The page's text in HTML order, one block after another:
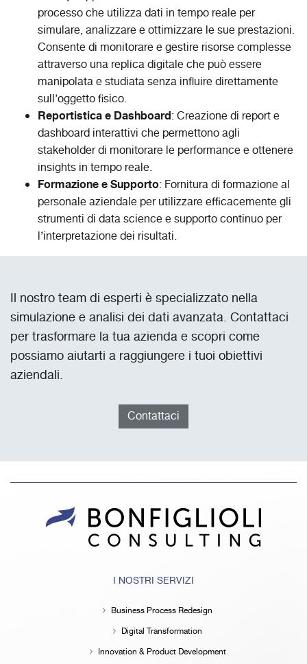
processo che utilizza dati in tempo reale per
simulare, analizzare e ottimizzare le sue prestazioni.
Consente di monitorare e gestire risorse complesse
attraverso una replica digitale che può essere
manipolata e studiata senza influire direttamente
sull’oggetto fisico.
Reportistica e Dashboard: Creazione di report e
dashboard interattivi che permettono agli
stakeholder di monitorare le performance e ottenere
insights in tempo reale.
Formazione e Supporto: Fornitura di formazione al
personale aziendale per utilizzare efficacemente gli
strumenti di data science e supporto continuo per
l’interpretazione dei risultati.
Il nostro team di esperti è specializzato nella
simulazione e analisi dei dati avanzata. Contattaci
per trasformare la tua azienda e scopri come
possiamo aiutarti a raggiungere i tuoi obiettivi
aziendali.
Contattaci
I NOSTRI SERVIZI
Business Process Redesign
Digital Transformation
Innovation & Product Development